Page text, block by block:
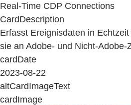
Real-Time CDP Connections
CardDescription
Erfasst Ereignisdaten in
sie an Adobe- und Nicht-Adobe-
cardDate
2023-08-22
altCardImageText
cardImage